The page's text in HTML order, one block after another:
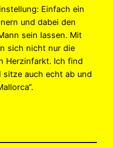
Einfach ein
und dabei den
sein lassen. Mit
sich nicht nur die
Herzinfarkt. Ich find
auch echt ab und